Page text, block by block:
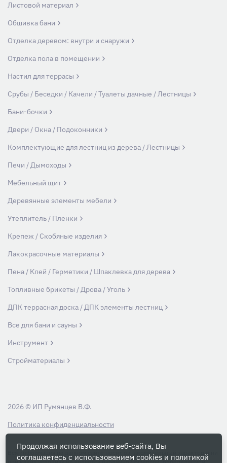
Листовой материал
Обшивка бани
Отделка деревом: внутри и снаружи
Отделка пола в помещении
Настил для террасы
Срубы / Беседки / Качели / Туалеты дачные / Лестницы
Бани-бочки
Двери / Окна / Подоконники
Комплектующие для лестниц из дерева / Лестницы
Печи / Дымоходы
Мебельный щит
Деревянные элементы мебели
Утеплитель / Пленки
Крепеж / Скобяные изделия
Лакокрасочные материалы
Пена / Клей / Герметики / Шпаклевка для дерева
Топливные брикеты / Дрова / Уголь
ДПК террасная доска / ДПК элементы лестниц
Все для бани и сауны
Инструмент
Стройматериалы
Вся информация на данном сайте носит ознакомительный характер и ни
Политика конфиденциальности
2026 © ИП Румянцев В.Ф.
Продолжая использование веб-сайта, Вы
соглашаетесь с использованием cookies и политикой